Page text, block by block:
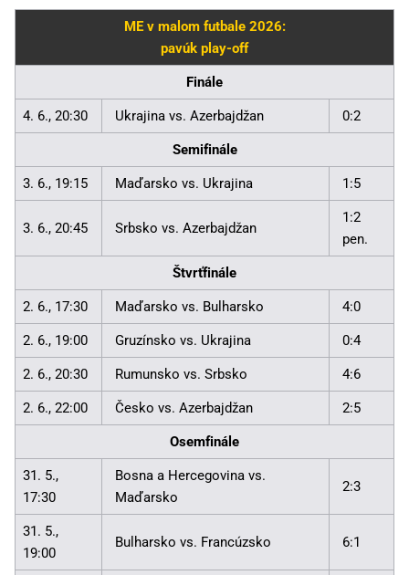
ME v malom futbale 2026:
pavúk play-off
Finále
4. 6., 20:30 Ukrajina vs. Azerbajdžan 0:2
Semifinále
3. 6., 19:15 Maďarsko vs. Ukrajina 1:5
3. 6., 20:45 Srbsko vs. Azerbajdžan
1:2
pen.
Štvrťfinále
2. 6., 17:30 Maďarsko vs. Bulharsko 4:0
2. 6., 19:00 Gruzínsko vs. Ukrajina 0:4
2. 6., 20:30 Rumunsko vs. Srbsko 4:6
2. 6., 22:00 Česko vs. Azerbajdžan 2:5
Osemfinále
31. 5.,
17:30
Bosna a Hercegovina vs.
Maďarsko
2:3
31. 5.,
19:00
Bulharsko vs. Francúzsko 6:1